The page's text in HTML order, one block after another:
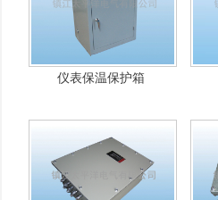
仪表保温保护箱